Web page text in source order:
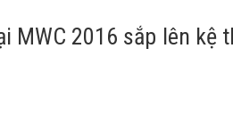
MWC 2016 sắp lên kệ